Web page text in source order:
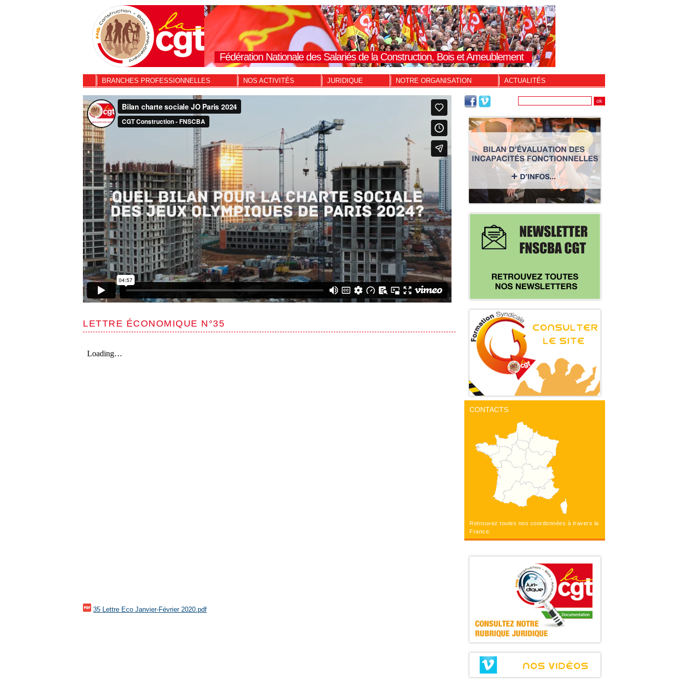
Fédération Nationale des Salariés de la Construction, Bois et Ameublement
BRANCHES PROFESSIONNELLES NOS ACTIVITÉS JURIDIQUE NOTRE ORGANISATION ACTUALITÉS
CONTACTS
Retrouvez toutes nos coordonnées à travers la
France.
LETTRE ÉCONOMIQUE N°35
35 Lettre Eco Janvier-Février 2020.pdf